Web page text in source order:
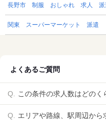
長野市 制服 おしゃれ 求人 派
関東 スーパーマーケット 派遣
よくあるご質問
この条件の求人数はどのく
エリアや路線、駅周辺か